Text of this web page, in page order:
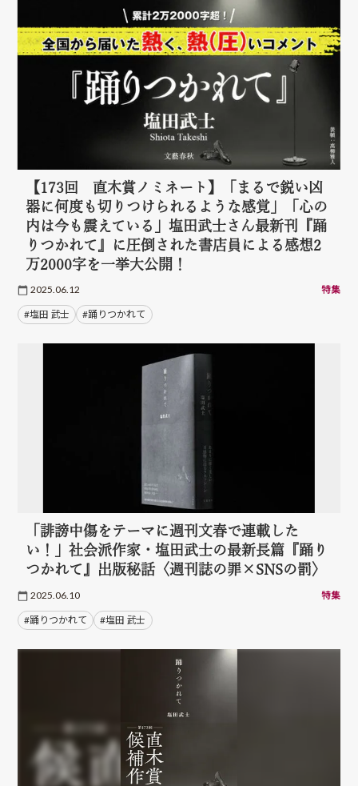
【173回 直木賞ノミネート】「まるで鋭い凶
器に何度も切りつけられるような感覚」「心の
内は今も震えている」塩田武士さん最新刊『踊
りつかれて』に圧倒された書店員による感想2
万2000字を一挙大公開！
2025.06.12 特集
#塩田 武士 #踊りつかれて
「誹謗中傷をテーマに週刊文春で連載した
い！」社会派作家・塩田武士の最新長篇『踊り
つかれて』出版秘話〈週刊誌の罪×SNSの罰〉
2025.06.10 特集
#踊りつかれて #塩田 武士